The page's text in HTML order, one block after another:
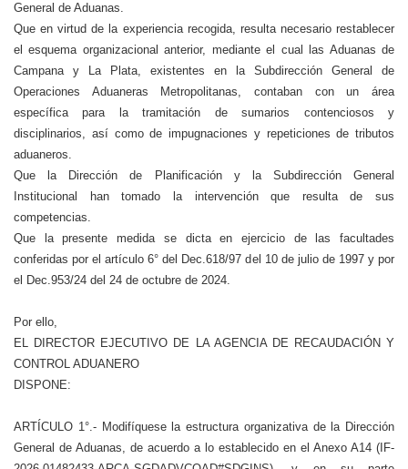
General de Aduanas.
Que en virtud de la experiencia recogida, resulta necesario restablecer
el esquema organizacional anterior, mediante el cual las Aduanas de
Campana y La Plata, existentes en la Subdirección General de
Operaciones Aduaneras Metropolitanas, contaban con un área
específica para la tramitación de sumarios contenciosos y
disciplinarios, así como de impugnaciones y repeticiones de tributos
aduaneros.
Que la Dirección de Planificación y la Subdirección General
Institucional han tomado la intervención que resulta de sus
competencias.
Que la presente medida se dicta en ejercicio de las facultades
conferidas por el artículo 6° del Dec.618/97 del 10 de julio de 1997 y por
el Dec.953/24 del 24 de octubre de 2024.
Por ello,
EL DIRECTOR EJECUTIVO DE LA AGENCIA DE RECAUDACIÓN Y
CONTROL ADUANERO
DISPONE:
ARTÍCULO 1°.- Modifíquese la estructura organizativa de la Dirección
General de Aduanas, de acuerdo a lo establecido en el Anexo A14 (IF-